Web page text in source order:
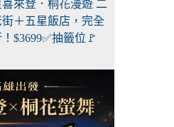
來登．桐花漫遊 二
＋五星飯店，完全
$3699✅抽籤位🚩